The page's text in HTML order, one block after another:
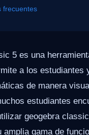
frecuentes
5 es una
a los estudiantes
de manera
estudiantes
geogebra
amplia gama de